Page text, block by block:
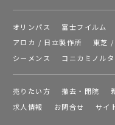
オリンパス 富士フイルム
アロカ / 日立製作所
東芝 /
シーメンス
コニカミノルタ
売りたい方 撤去・閉院
求人情報
お問合せ サイ